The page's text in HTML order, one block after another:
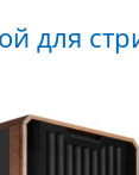
для